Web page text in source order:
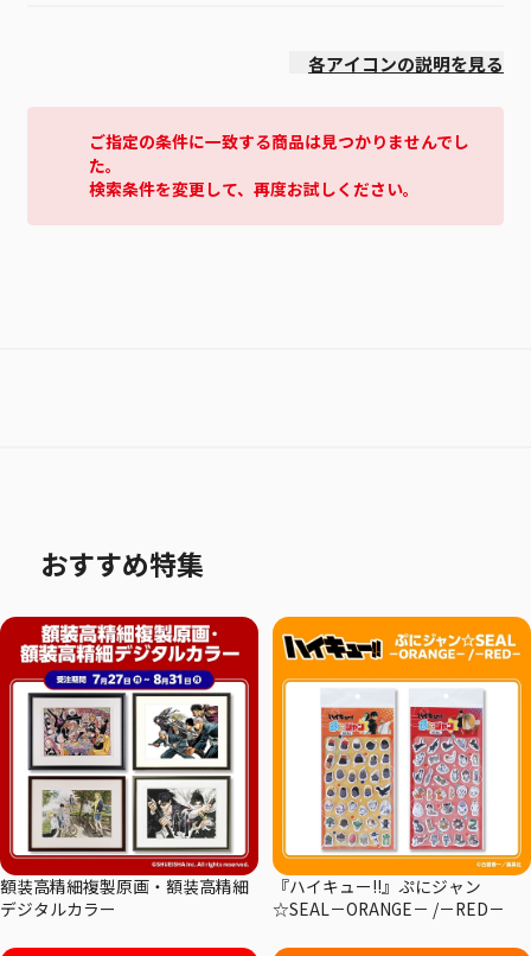
各アイコンの説明を見る
ご指定の条件に一致する商品は見つかりませんでし
た。
検索条件を変更して、再度お試しください。
おすすめ特集
額装高精細複製原画・額装高精細
デジタルカラー
『ハイキュー!!』ぷにジャン
☆SEAL－ORANGE－ /－RED－